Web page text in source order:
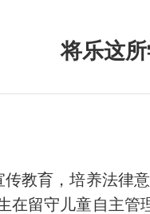
将乐这
育，培养法律意
在留守儿童自主管